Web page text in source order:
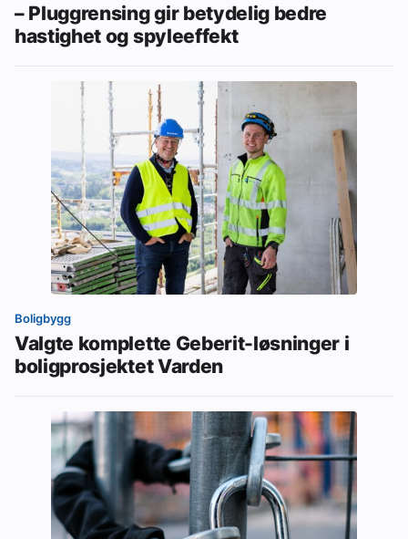
– Pluggrensing gir betydelig bedre
hastighet og spyleeffekt
Boligbygg
Valgte komplette Geberit-løsninger i
boligprosjektet Varden